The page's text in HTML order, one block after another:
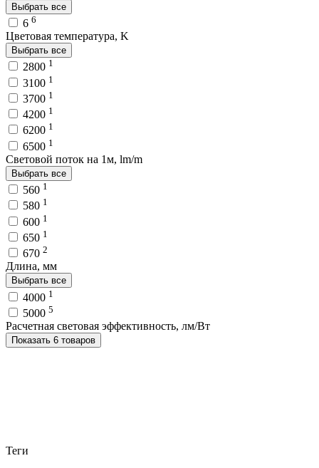
Выбрать все
6 6
Цветовая температура, K
Выбрать все
2800 1
3100 1
3700 1
4200 1
6200 1
6500 1
Световой поток на 1м, lm/m
Выбрать все
560 1
580 1
600 1
650 1
670 2
Длина, мм
Выбрать все
4000 1
5000 5
Расчетная световая эффективность, лм/Вт
Показать 6 товаров
Теги